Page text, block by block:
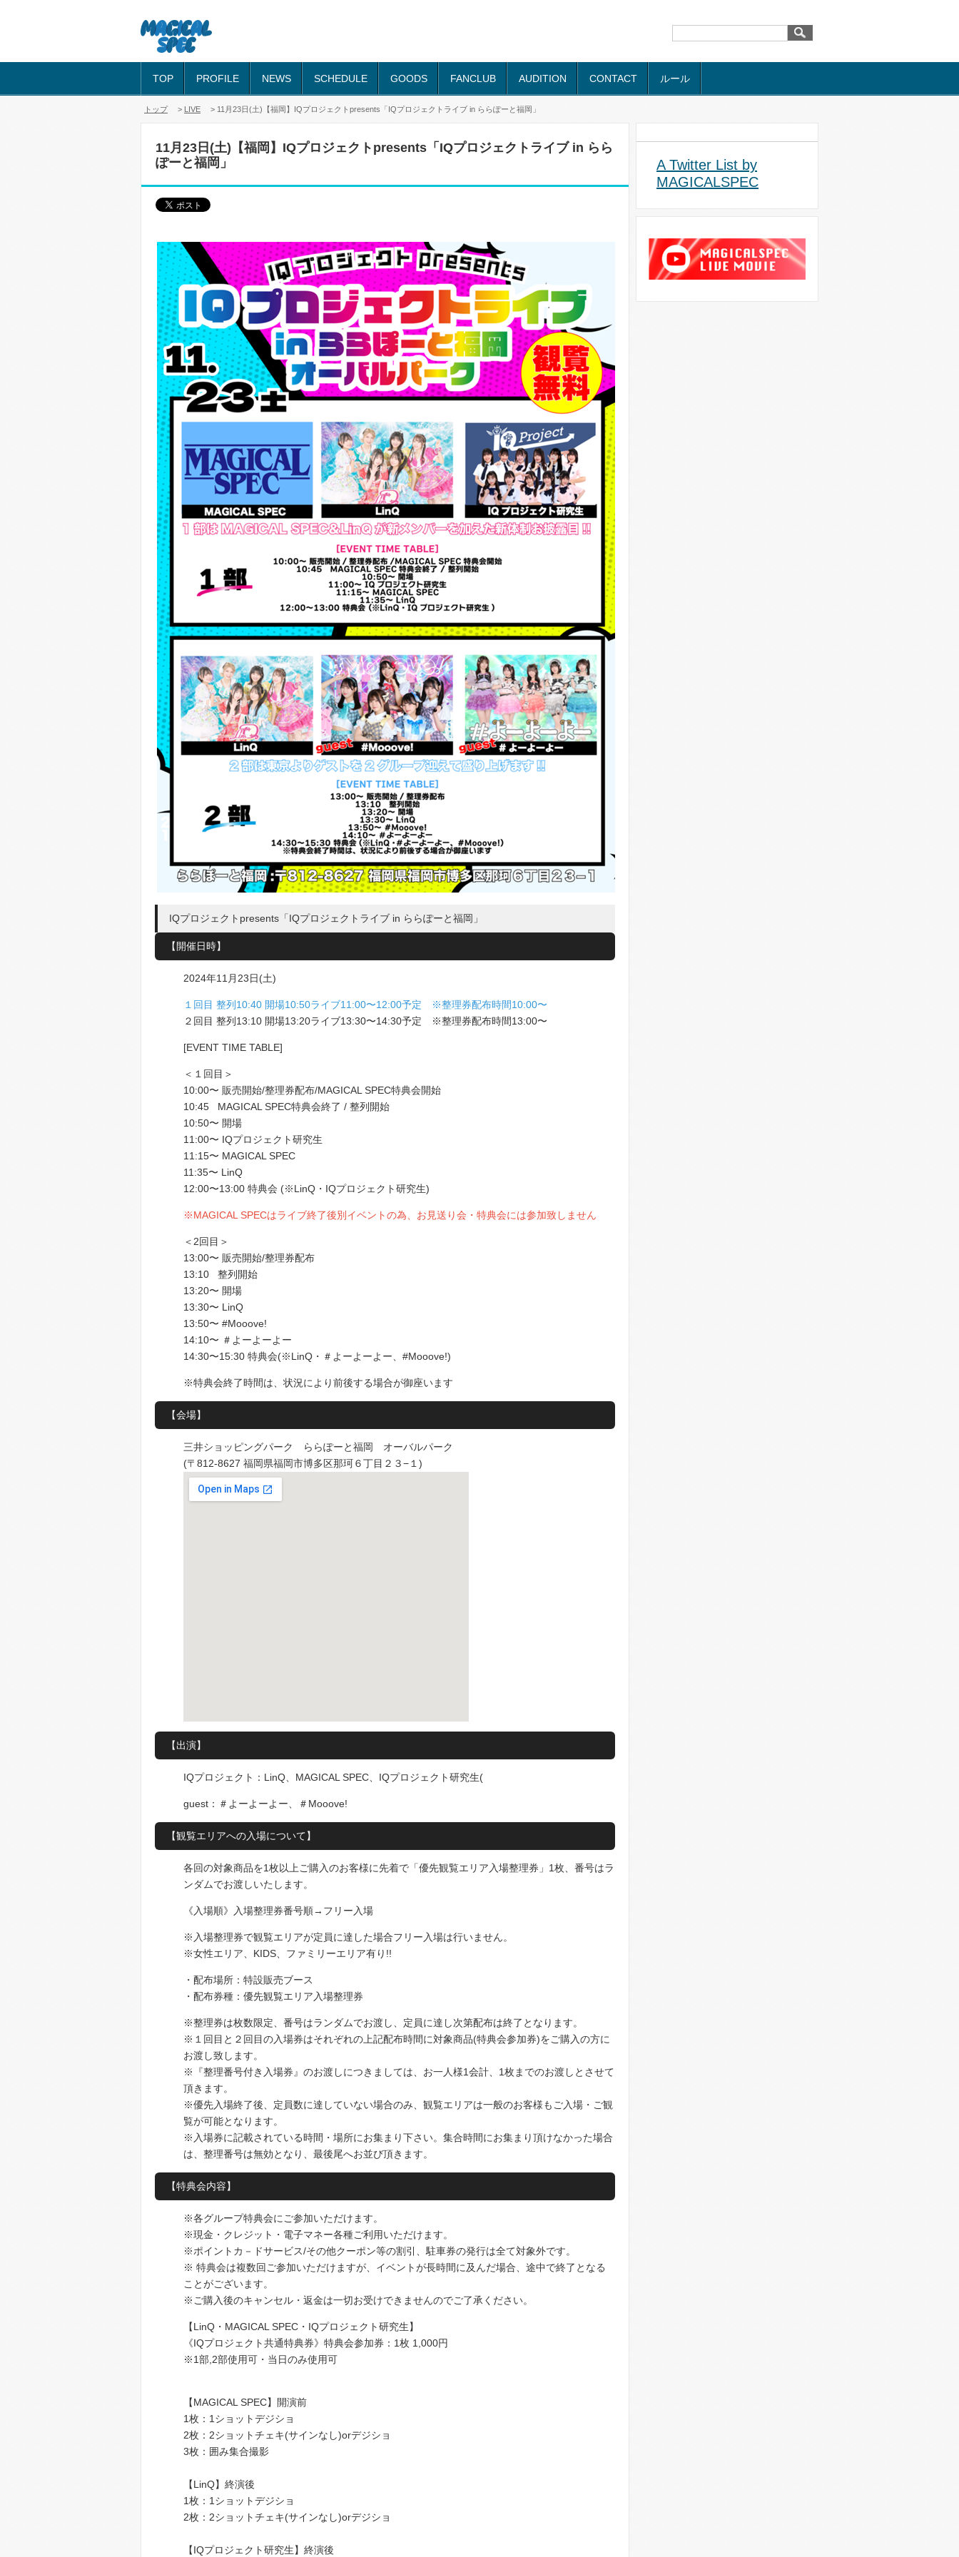
TOP PROFILE NEWS SCHEDULE GOODS FANCLUB AUDITION CONTACT ルール
トップ > LIVE > 11月23日(土)【福岡】IQプロジェクトpresents「IQプロジェクトライブ in ららぽーと福岡」
11月23日(土)【福岡】IQプロジェクトpresents「IQプロジェクトライブ in らら
ぽーと福岡」
IQプロジェクトpresents「IQプロジェクトライブ in ららぽーと福岡」
【開催日時】
2024年11月23日(土)
１回目 整列10:40 開場10:50ライブ11:00〜12:00予定 ※整理券配布時間10:00〜
２回目 整列13:10 開場13:20ライブ13:30〜14:30予定 ※整理券配布時間13:00〜
[EVENT TIME TABLE]
＜１回目＞
10:00〜 販売開始/整理券配布/MAGICAL SPEC特典会開始
10:45 MAGICAL SPEC特典会終了 / 整列開始
10:50〜 開場
11:00〜 IQプロジェクト研究生
11:15〜 MAGICAL SPEC
11:35〜 LinQ
12:00〜13:00 特典会 (※LinQ・IQプロジェクト研究生)
※MAGICAL SPECはライブ終了後別イベントの為、お見送り会・特典会には参加致しません
＜2回目＞
13:00〜 販売開始/整理券配布
13:10 整列開始
13:20〜 開場
13:30〜 LinQ
13:50〜 #Mooove!
14:10〜 ＃よーよーよー
14:30〜15:30 特典会(※LinQ・＃よーよーよー、#Mooove!)
※特典会終了時間は、状況により前後する場合が御座います
【会場】
三井ショッピングパーク ららぽーと福岡 オーバルパーク
(〒812-8627 福岡県福岡市博多区那珂６丁目２３−１)
【出演】
IQプロジェクト：LinQ、MAGICAL SPEC、IQプロジェクト研究生(
guest：＃よーよーよー、＃Mooove!
【観覧エリアへの入場について】
各回の対象商品を1枚以上ご購入のお客様に先着で「優先観覧エリア入場整理券」1枚、番号はラ
ンダムでお渡しいたします。
《入場順》入場整理券番号順→フリー入場
※入場整理券で観覧エリアが定員に達した場合フリー入場は行いません。
※女性エリア、KIDS、ファミリーエリア有り!!
・配布場所：特設販売ブース
・配布券種：優先観覧エリア入場整理券
※整理券は枚数限定、番号はランダムでお渡し、定員に達し次第配布は終了となります。
※１回目と２回目の入場券はそれぞれの上記配布時間に対象商品(特典会参加券)をご購入の方に
お渡し致します。
※『整理番号付き入場券』のお渡しにつきましては、お一人様1会計、1枚までのお渡しとさせて
頂きます。
※優先入場終了後、定員数に達していない場合のみ、観覧エリアは一般のお客様もご入場・ご観
覧が可能となります。
※入場券に記載されている時間・場所にお集まり下さい。集合時間にお集まり頂けなかった場合
は、整理番号は無効となり、最後尾へお並び頂きます。
【特典会内容】
※各グループ特典会にご参加いただけます。
※現金・クレジット・電子マネー各種ご利用いただけます。
※ポイントカ－ドサービス/その他クーポン等の割引、駐車券の発行は全て対象外です。
※ 特典会は複数回ご参加いただけますが、イベントが長時間に及んだ場合、途中で終了となる
ことがございます。
※ご購入後のキャンセル・返金は一切お受けできませんのでご了承ください。
【LinQ・MAGICAL SPEC・IQプロジェクト研究生】
《IQプロジェクト共通特典券》特典会参加券：1枚 1,000円
※1部,2部使用可・当日のみ使用可
【MAGICAL SPEC】開演前
1枚：1ショットデジショ
2枚：2ショットチェキ(サインなし)orデジショ
3枚：囲み集合撮影
【LinQ】終演後
1枚：1ショットデジショ
2枚：2ショットチェキ(サインなし)orデジショ
【IQプロジェクト研究生】終演後
A Twitter List by
MAGICALSPEC